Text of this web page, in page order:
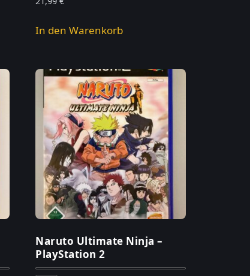
In den Warenkorb
Naruto Ultimate Ninja –
PlayStation 2